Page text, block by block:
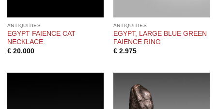
ANTIQUITIES
EGYPT FAIENCE CAT
NECKLACE.
€20.000
ANTIQUITIES
EGYPT, LARGE BLUE GREEN
FAIENCE RING
€2.975